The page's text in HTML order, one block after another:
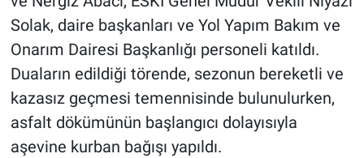
Solak, daire başkanları ve Yol Yapım Bakım ve
Onarım Dairesi Başkanlığı personeli katıldı.
Duaların edildiği törende, sezonun bereketli ve
kazasız geçmesi temennisinde bulunulurken,
asfalt dökümünün başlangıcı dolayısıyla
aşevine kurban bağışı yapıldı.